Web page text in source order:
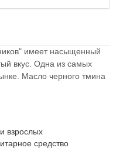
имеет насыщенный
вкус. Одна из самых
Масло черного тмина
взрослых
средство